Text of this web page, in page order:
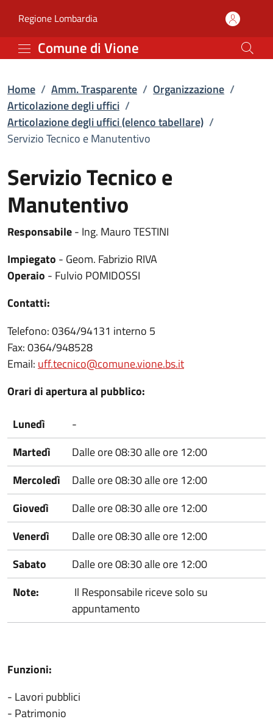
Servizio Tecnico e
Regione Lombardia(apre in un'altra scheda).
Comune di Vione
Home / Amm. Trasparente / Organizzazione /
Articolazione degli uffici /
Articolazione degli uffici (elenco tabellare) /
Servizio Tecnico e Manutentivo
Servizio Tecnico e
Manutentivo
Responsabile- Ing. Mauro TESTINI
Impiegato - Geom. Fabrizio RIVA
Operaio - Fulvio POMIDOSSI
Contatti:
Telefono: 0364/94131 interno 5
Fax: 0364/948528
Email: uff.tecnico@comune.vione.bs.it
Orari di apertura al pubblico:
Lunedì
-
Martedì
Dalle ore 08:30 alle ore 12:00
Mercoledì
Dalle ore 08:30 alle ore 12:00
Giovedì
Dalle ore 08:30 alle ore 12:00
Venerdì
Dalle ore 08:30 alle ore 12:00
Sabato
Dalle ore 08:30 alle ore 12:00
Note:
Il Responsabile riceve solo su
appuntamento
Funzioni:
- Lavori pubblici
- Patrimonio